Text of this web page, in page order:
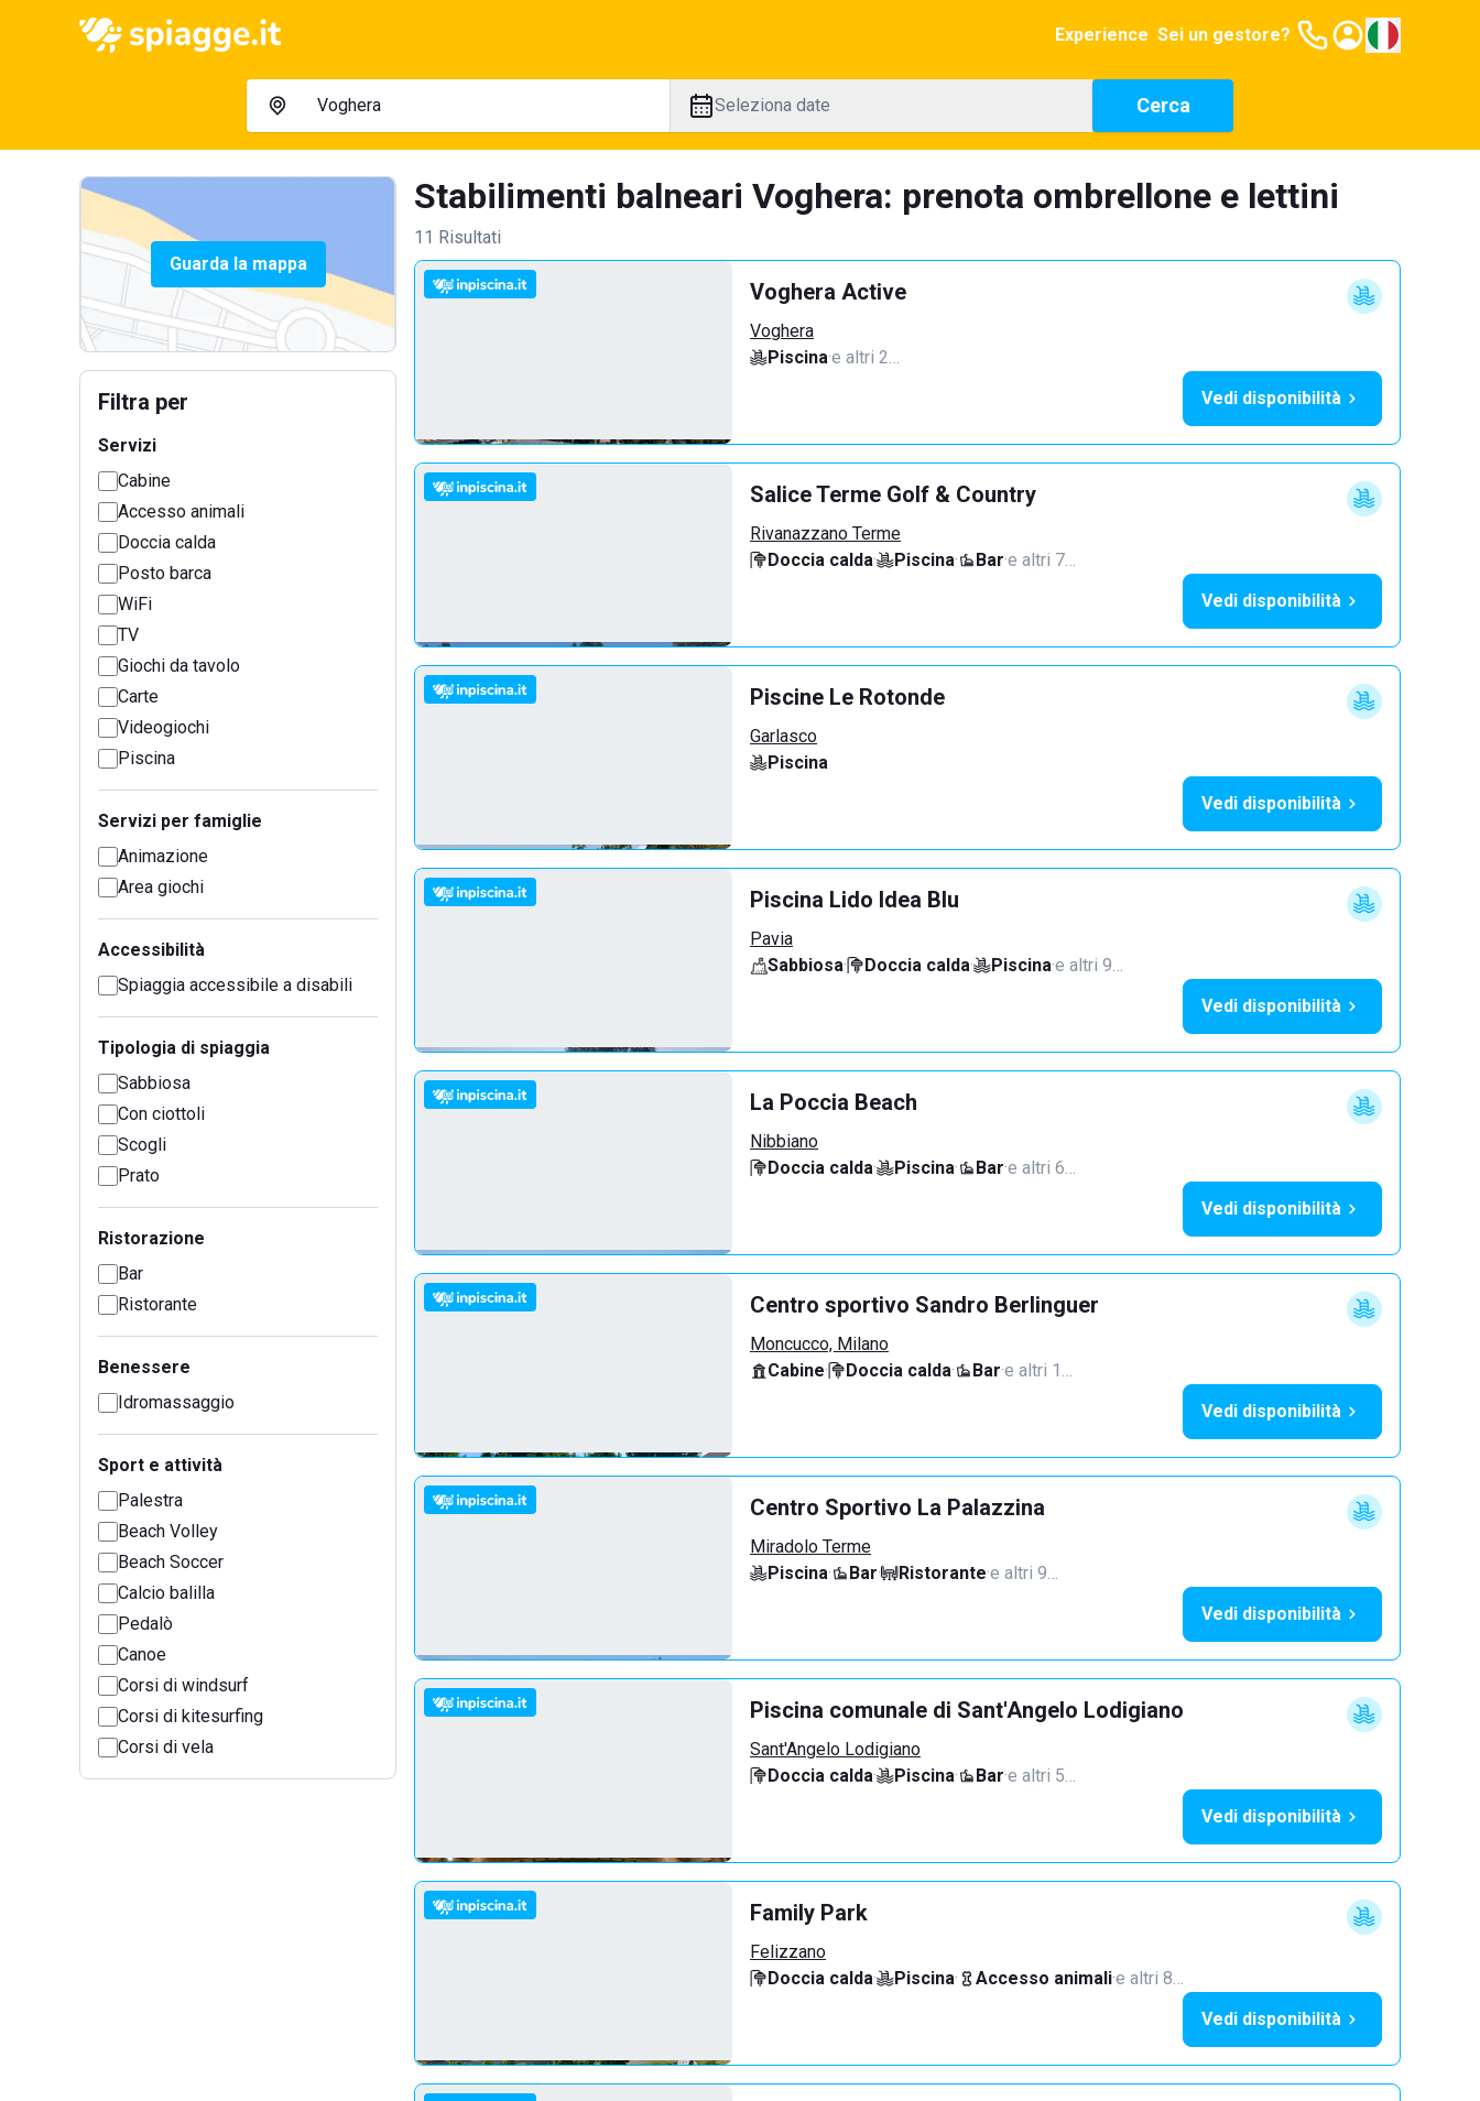
Experience Sei un gestore?
Seleziona date Cerca
Guarda la mappa
Filtra per
Servizi
Cabine
Accesso animali
Doccia calda
Posto barca
WiFi
TV
Giochi da tavolo
Carte
Videogiochi
Piscina
Servizi per famiglie
Animazione
Area giochi
Accessibilità
Spiaggia accessibile a disabili
Tipologia di spiaggia
Sabbiosa
Con ciottoli
Scogli
Prato
Ristorazione
Bar
Ristorante
Benessere
Idromassaggio
Sport e attività
Palestra
Beach Volley
Beach Soccer
Calcio balilla
Pedalò
Canoe
Corsi di windsurf
Corsi di kitesurfing
Corsi di vela
Stabilimenti balneari Voghera: prenota ombrellone e lettini
11 Risultati
Voghera Active
Voghera
Piscina·e altri 2…
Vedi disponibilità
Salice Terme Golf & Country
Rivanazzano Terme
Doccia calda· Piscina· Bar·e altri 7…
Vedi disponibilità
Piscine Le Rotonde
Garlasco
Piscina
Vedi disponibilità
Piscina Lido Idea Blu
Pavia
Sabbiosa· Doccia calda· Piscina·e altri 9…
Vedi disponibilità
La Poccia Beach
Nibbiano
Doccia calda· Piscina· Bar·e altri 6…
Vedi disponibilità
Centro sportivo Sandro Berlinguer
Moncucco, Milano
Cabine· Doccia calda· Bar·e altri 1…
Vedi disponibilità
Centro Sportivo La Palazzina
Miradolo Terme
Piscina· Bar· Ristorante·e altri 9…
Vedi disponibilità
Piscina comunale di Sant'Angelo Lodigiano
Sant'Angelo Lodigiano
Doccia calda· Piscina· Bar·e altri 5…
Vedi disponibilità
Family Park
Felizzano
Doccia calda· Piscina· Accesso animali·e altri 8…
Vedi disponibilità